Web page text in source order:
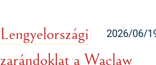
2026/06/
Lengyelországi
zarándoklat a Waclaw